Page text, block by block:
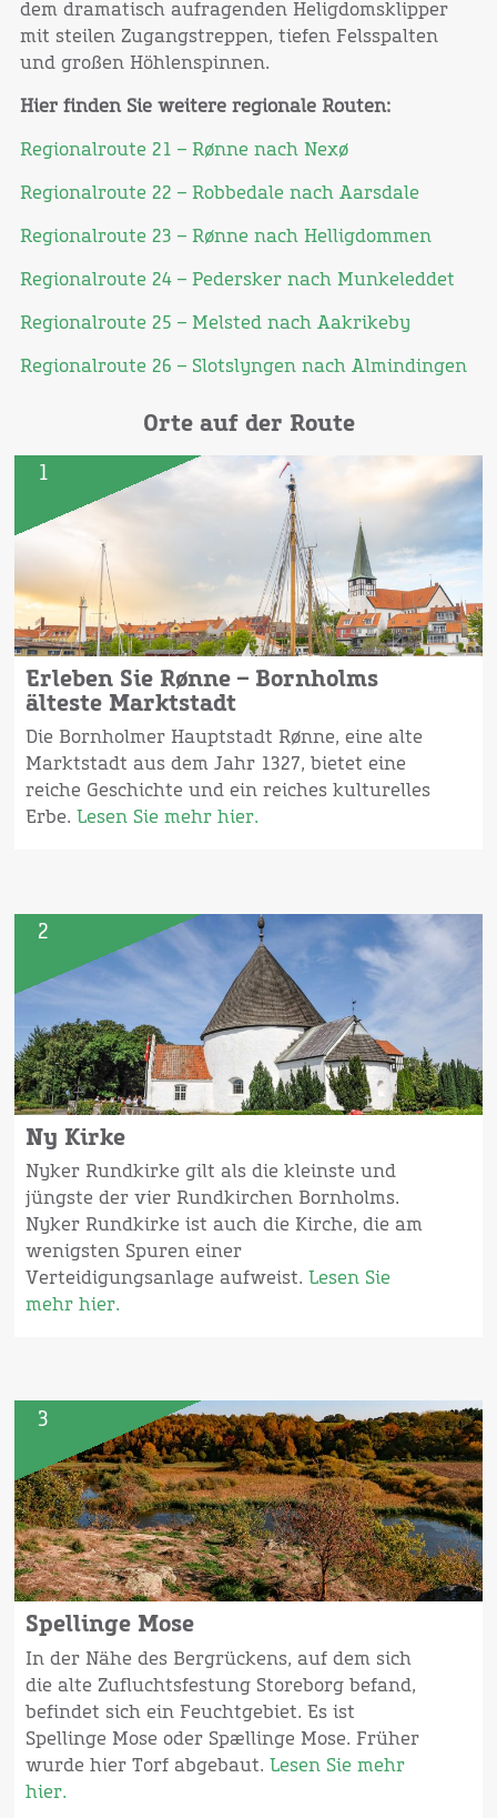
dem dramatisch aufragenden Heligdomsklipper
mit steilen Zugangstreppen, tiefen Felsspalten
und großen Höhlenspinnen.
Hier finden Sie weitere regionale Routen:
Regionalroute 21 – Rønne nach Nexø
Regionalroute 22 – Robbedale nach Aarsdale
Regionalroute 23 – Rønne nach Helligdommen
Regionalroute 24 – Pedersker nach Munkeleddet
Regionalroute 25 – Melsted nach Aakrikeby
Regionalroute 26 – Slotslyngen nach Almindingen
Orte auf der Route
1
Erleben Sie Rønne – Bornholms
älteste Marktstadt
Die Bornholmer Hauptstadt Rønne, eine alte
Marktstadt aus dem Jahr 1327, bietet eine
reiche Geschichte und ein reiches kulturelles
Erbe. Lesen Sie mehr hier.
2
Ny Kirke
Nyker Rundkirke gilt als die kleinste und
jüngste der vier Rundkirchen Bornholms.
Nyker Rundkirke ist auch die Kirche, die am
wenigsten Spuren einer
Verteidigungsanlage aufweist. Lesen Sie
mehr hier.
3
Spellinge Mose
In der Nähe des Bergrückens, auf dem sich
die alte Zufluchtsfestung Storeborg befand,
befindet sich ein Feuchtgebiet. Es ist
Spellinge Mose oder Spællinge Mose. Früher
wurde hier Torf abgebaut. Lesen Sie mehr
hier.